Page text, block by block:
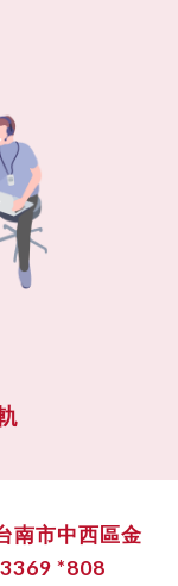
南市中西區金
*808